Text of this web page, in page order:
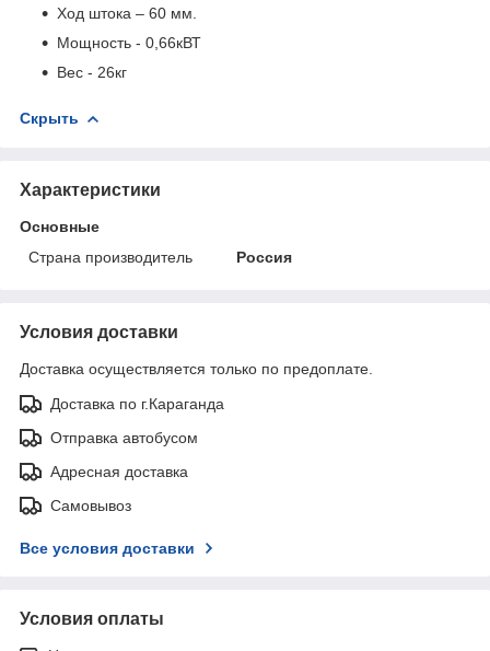
Ход штока – 60 мм.
Мощность - 0,66кВТ
Вес - 26кг
Скрыть
Характеристики
Основные
Страна производитель
Россия
Условия доставки
Доставка осуществляется только по предоплате.
Доставка по г.Караганда
Отправка автобусом
Адресная доставка
Самовывоз
Все условия доставки
Условия оплаты